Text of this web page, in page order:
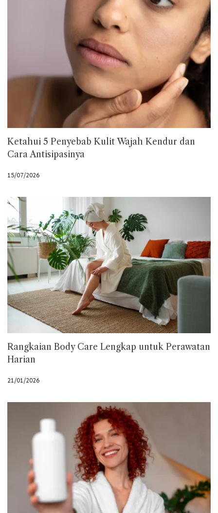
Ketahui 5 Penyebab Kulit Wajah Kendur dan
Cara Antisipasinya
15/07/2026
Rangkaian Body Care Lengkap untuk Perawatan
Harian
21/01/2026